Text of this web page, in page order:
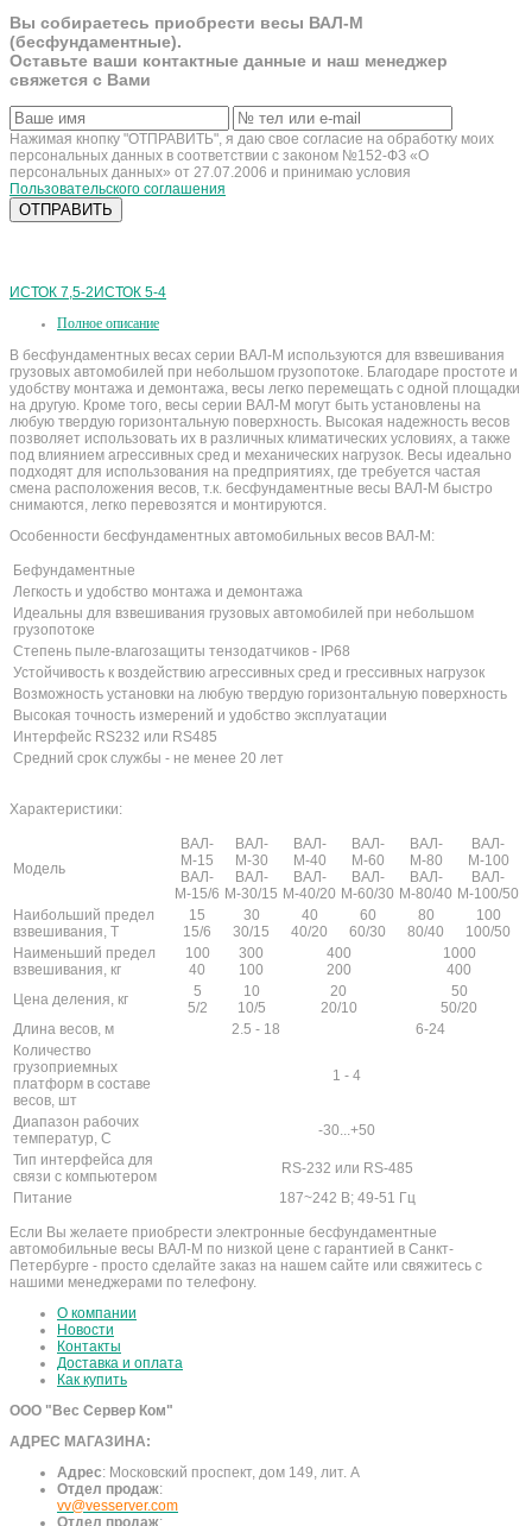
Вы собираетесь приобрести весы ВАЛ-М
(бесфундаментные).
Оставьте ваши контактные данные и наш менеджер
свяжется с Вами
Нажимая кнопку "ОТПРАВИТЬ", я даю свое согласие на обработку моих
персональных данных в соответствии с законом №152-ФЗ «О
персональных данных» от 27.07.2006 и принимаю условия
Пользовательского соглашения
ИСТОК 7,5-2 ИСТОК 5-4
Полное описание
В бесфундаментных весах серии ВАЛ-М используются для взвешивания
грузовых автомобилей при небольшом грузопотоке. Благодаре простоте и
удобству монтажа и демонтажа, весы легко перемещать с одной площадки
на другую. Кроме того, весы серии ВАЛ-М могут быть установлены на
любую твердую горизонтальную поверхность. Высокая надежность весов
позволяет использовать их в различных климатических условиях, а также
под влиянием агрессивных сред и механических нагрузок. Весы идеально
подходят для использования на предприятиях, где требуется частая
смена расположения весов, т.к. бесфундаментные весы ВАЛ-М быстро
снимаются, легко перевозятся и монтируются.
Особенности бесфундаментных автомобильных весов ВАЛ-М:
Бефундаментные
Легкость и удобство монтажа и демонтажа
Идеальны для взвешивания грузовых автомобилей при небольшом
грузопотоке
Степень пыле-влагозащиты тензодатчиков - IP68
Устойчивость к воздействию агрессивных сред и грессивных нагрузок
Возможность установки на любую твердую горизонтальную поверхность
Высокая точность измерений и удобство эксплуатации
Интерфейс RS232 или RS485
Средний срок службы - не менее 20 лет
Характеристики:
Модель
ВАЛ-
М-15
ВАЛ-
М-15/6
ВАЛ-
М-30
ВАЛ-
М-30/15
ВАЛ-
М-40
ВАЛ-
М-40/20
ВАЛ-
М-60
ВАЛ-
М-60/30
ВАЛ-
М-80
ВАЛ-
М-80/40
ВАЛ-
М-100
ВАЛ-
М-100/50
Наибольший предел
взвешивания, Т
15
15/6
30
30/15
40
40/20
60
60/30
80
80/40
100
100/50
Наименьший предел
взвешивания, кг
100
40
300
100
400
200
1000
400
Цена деления, кг
5
5/2
10
10/5
20
20/10
50
50/20
Длина весов, м
2.5 - 18
6-24
Количество
грузоприемных
платформ в составе
весов, шт
1 - 4
Диапазон рабочих
температур, С
-30...+50
Тип интерфейса для
связи с компьютером
RS-232 или RS-485
Питание
187~242 В; 49-51 Гц
Если Вы желаете приобрести электронные бесфундаментные
автомобильные весы ВАЛ-М по низкой цене с гарантией в Санкт-
Петербурге - просто сделайте заказ на нашем сайте или свяжитесь с
нашими менеджерами по телефону.
О компании
Новости
Контакты
Доставка и оплата
Как купить
ООО "Вес Сервер Ком"
АДРЕС МАГАЗИНА:
Адрес: Московский проспект, дом 149, лит. А
Отдел продаж:
vv@vesserver.com
Отдел продаж: